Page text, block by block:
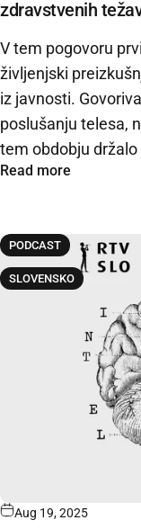
zdravstvenih
V tem pogovoru
življenjski
iz javnosti.
poslušanju telesa,
tem obdobju držalo
Read more
PODCAST
SLOVENSKO
Aug 19, 2025